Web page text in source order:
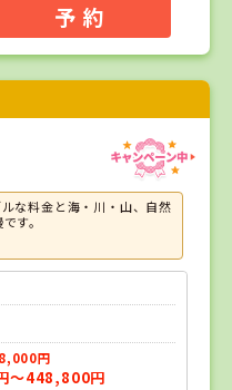
予 約
な料金と海・川・山、自然
す。
円
～448,800円